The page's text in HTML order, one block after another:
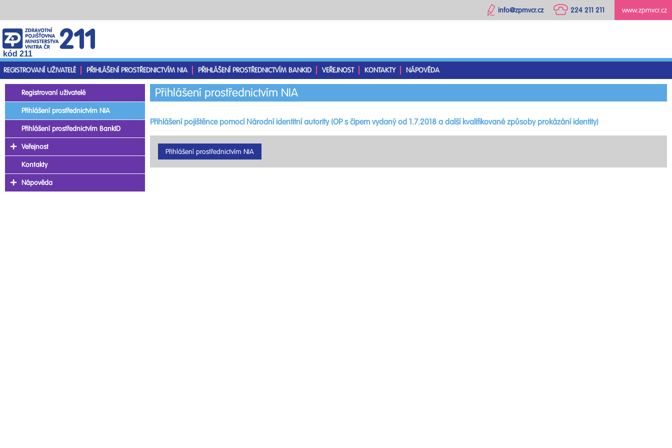
www.zpmvcr.cz
224 211 211
info@zpmvcr.cz
kód 211
REGISTROVANÍ UŽIVATELÉ
PŘIHLÁŠENÍ PROSTŘEDNICTVÍM NIA PŘIHLÁŠENÍ PROSTŘEDNICTVÍM BANKID VEŘEJNOST KONTAKTY NÁPOVĚDA
Přihlášení prostřednictvím NIA
Přihlášení pojištěnce pomocí Národní identitní autority (OP s čipem vydaný od 1.7.2018 a další kvalifikované způsoby prokázání identity)
Registrovaní uživatelé
Přihlášení prostřednictvím NIA
Přihlášení prostřednictvím BankID
Veřejnost
Kontakty
Nápověda